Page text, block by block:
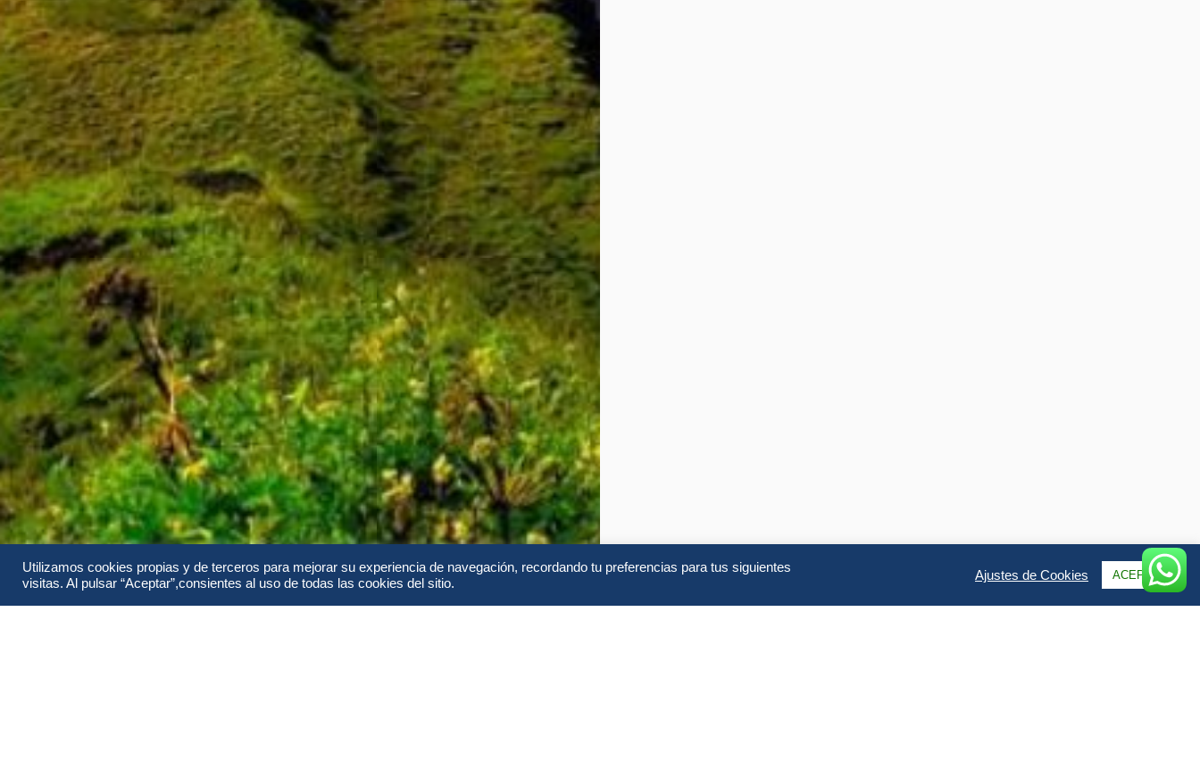
Utilizamos cookies propias y de terceros para mejorar su experiencia de navegación, recordando tu preferencias para tus siguientes
visitas. Al pulsar “Aceptar”,consientes al uso de todas las cookies del sitio.
Ajustes de Cookies ACEPTAR